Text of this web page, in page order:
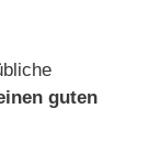
guten